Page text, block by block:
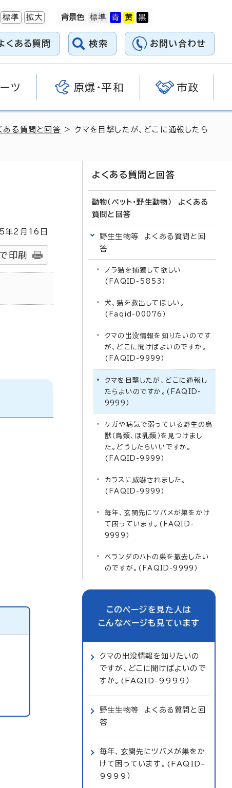
標準 拡大 背景色
くある質問 検索 お問い合わせ
ツ 原爆・平和 市政
る質問と回答 > クマを目撃したが、どこに通報したら
年2月 16 日
印刷
よくある質問と回答
動物（ペット・野生動物） よくある
質問と回答
野生生物等 よくある質問と回
答
ノラ猫を捕獲して欲しい
(FAQID-5853）
犬、猫を救出してほしい。
(Faqid-00076）
クマの出没情報を知りたいのです
が、どこに聞けばよいのですか。
(FAQID-9999）
クマを目撃したが、どこに通報し
たらよいのですか。(FAQID-
9999）
ケガや病気で弱っている野生の鳥
獣（鳥類、ほ乳類）を見つけまし
た。どうしたらいいですか。
(FAQID-9999）
カラスに威嚇されました。
(FAQID-9999）
毎年、玄関先にツバメが巣をかけ
て困っています。(FAQID-
9999）
ベランダのハトの巣を撤去したい
のですが。(FAQID-9999）
このページを見た人は
こんなページも見ています
クマの出没情報を知りたいの
ですが、どこに聞けばよいので
すか。(FAQID-9999）
野生生物等 よくある質問と回
答
毎年、玄関先にツバメが巣をか
けて困っています。(FAQID-
9999）